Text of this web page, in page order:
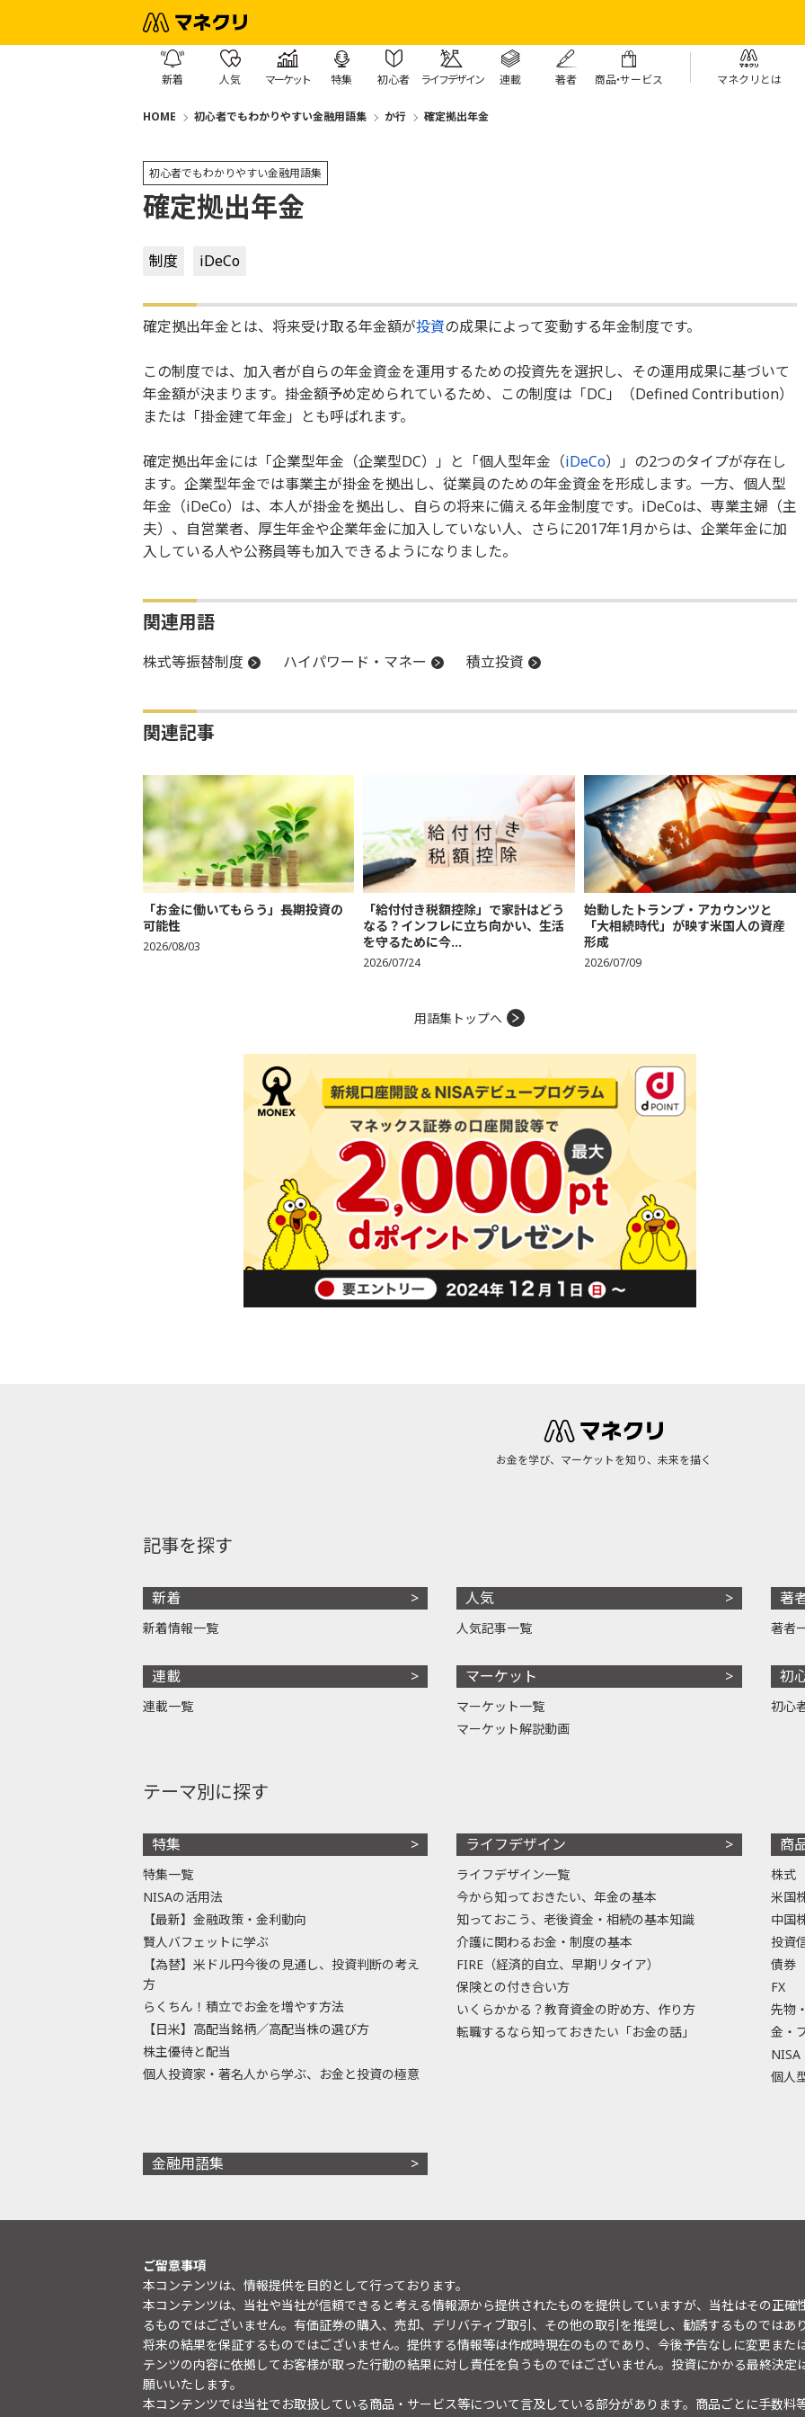
新着 人気 マーケット 特集 初心者 ライフデザイン 連載 著者 商品・サービス マネクリとは
HOME 初心者でもわかりやすい金融用語集 か行 確定拠出年金
初心者でもわかりやすい金融用語集
確定拠出年金
制度 iDeCo
確定拠出年金とは、将来受け取る年金額が投資の成果によって変動する年金制度です。
この制度では、加入者が自らの年金資金を運用するための投資先を選択し、その運用成果に基づいて
年金額が決まります。掛金額予め定められているため、この制度は「DC」（Defined Contribution）
または「掛金建て年金」とも呼ばれます。
確定拠出年金には「企業型年金（企業型DC）」と「個人型年金（iDeCo）」の2つのタイプが存在し
ます。企業型年金では事業主が掛金を拠出し、従業員のための年金資金を形成します。一方、個人型
年金（iDeCo）は、本人が掛金を拠出し、自らの将来に備える年金制度です。iDeCoは、専業主婦（主
夫）、自営業者、厚生年金や企業年金に加入していない人、さらに2017年1月からは、企業年金に加
入している人や公務員等も加入できるようになりました。
関連用語
株式等振替制度 ハイパワード・マネー 積立投資
関連記事
「お金に働いてもらう」長期投資の
可能性
2026/08/03
「給付付き税額控除」で家計はどう
なる？インフレに立ち向かい、生活
を守るために今...
2026/07/24
始動したトランプ・アカウンツと
「大相続時代」が映す米国人の資産
形成
2026/07/09
用語集トップへ
お金を学び、マーケットを知り、未来を描く
記事を探す
新着
新着情報一覧
連載
連載一覧
人気
人気記事一覧
マーケット
マーケット一覧
マーケット解説動画
著
著者
初
初心
テーマ別に探す
特集
特集一覧
NISAの活用法
【最新】金融政策・金利動向
賢人バフェットに学ぶ
【為替】米ドル円今後の見通し、投資判断の考え
方
らくちん！積立でお金を増やす方法
【日米】高配当銘柄／高配当株の選び方
株主優待と配当
個人投資家・著名人から学ぶ、お金と投資の極意
ライフデザイン
ライフデザイン一覧
今から知っておきたい、年金の基本
知っておこう、老後資金・相続の基本知識
介護に関わるお金・制度の基本
FIRE（経済的自立、早期リタイア）
保険との付き合い方
いくらかかる？教育資金の貯め方、作り方
転職するなら知っておきたい「お金の話」
商
株式
米国
中国
投資
債券
FX
先物
金・
NISA
個人
金融用語集
ご留意事項
本コンテンツは、情報提供を目的として行っております。
本コンテンツは、当社や当社が信頼できると考える情報源から提供されたものを提供していますが、当社はその正
るものではございません。有価証券の購入、売却、デリバティブ取引、その他の取引を推奨し、勧誘するものでは
将来の結果を保証するものではございません。提供する情報等は作成時現在のものであり、今後予告なしに変更また
テンツの内容に依拠してお客様が取った行動の結果に対し責任を負うものではございません。投資にかかる最終決
願いいたします。
本コンテンツでは当社でお取扱している商品・サービス等について言及している部分があります。商品ごとに手数料